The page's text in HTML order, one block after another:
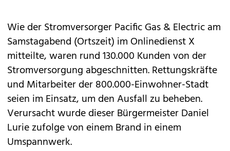
Wie der Stromversorger Pacific Gas & Electric am
Samstagabend (Ortszeit) im Onlinedienst X
mitteilte, waren rund 130.000 Kunden von der
Stromversorgung abgeschnitten. Rettungskräfte
und Mitarbeiter der 800.000-Einwohner-Stadt
seien im Einsatz, um den Ausfall zu beheben.
Verursacht wurde dieser Bürgermeister Daniel
Lurie zufolge von einem Brand in einem
Umspannwerk.